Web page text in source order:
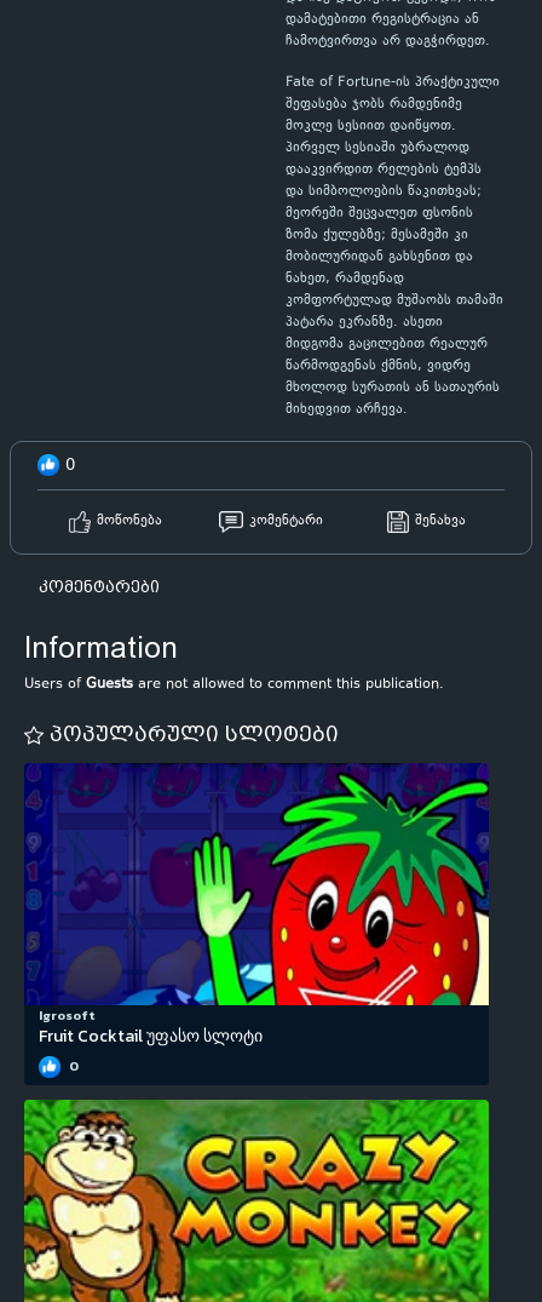
დამატებითი რეგისტრაცია ან
ჩამოტვირთვა არ დაგჭირდეთ.
Fate of Fortune-ის პრაქტიკული
შეფასება ჯობს რამდენიმე
მოკლე სესიით დაიწყოთ.
პირველ სესიაში უბრალოდ
დააკვირდით რელების ტემპს
და სიმბოლოების წაკითხვას;
მეორეში შეცვალეთ ფსონის
ზომა ქულებზე; მესამეში კი
მობილურიდან გახსენით და
ნახეთ, რამდენად
კომფორტულად მუშაობს თამაში
პატარა ეკრანზე. ასეთი
მიდგომა გაცილებით რეალურ
წარმოდგენას ქმნის, ვიდრე
მხოლოდ სურათის ან სათაურის
მიხედვით არჩევა.
0
მოწონება კომენტარი შენახვა
კომენტარები
Information
Users ofGuests are not allowed to comment this publication.
პოპულარული სლოტები
Igrosoft
Fruit Cocktail უფასო სლოტი
0